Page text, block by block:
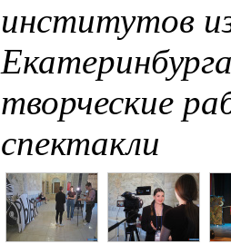
институтов
творческие
спектакли